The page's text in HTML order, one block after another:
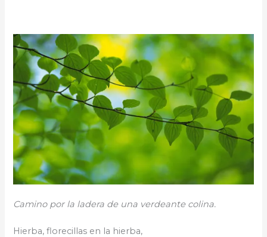
Camino por la ladera de una verdeante colina.
Hierba, florecillas en la hierba,